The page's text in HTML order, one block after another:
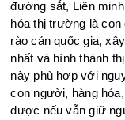
đường sắt, Liên
hóa thị trường là
rào cản quốc gia,
nhất và hình thành
này phù hợp với
con người, hàng
được nếu vẫn giữ